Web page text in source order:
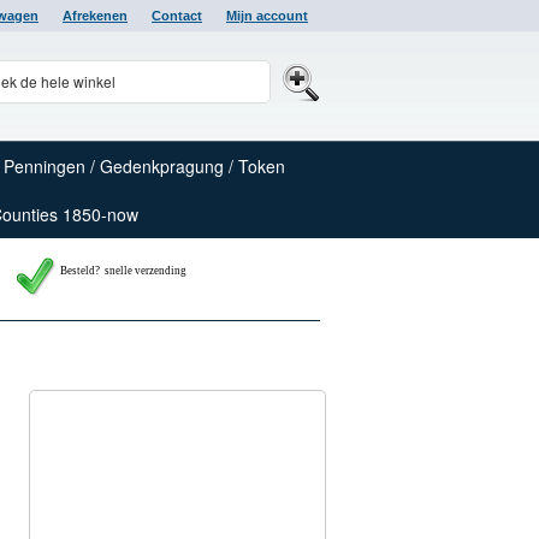
Afrekenen Contact Mijn account
Penningen / Gedenkpragung / Token
1850-now
Besteld? snelle verzending